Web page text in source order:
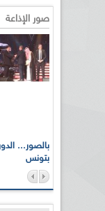
صور الإذاعة
بتونس